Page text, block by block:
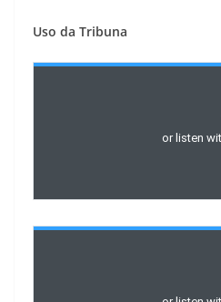
Uso da Tribuna